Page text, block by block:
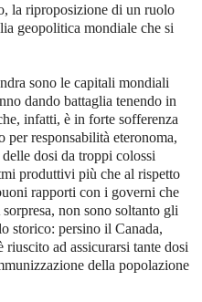
la riproposizione di un ruolo
geopolitica mondiale che si
sono le capitali mondiali
dando battaglia tenendo in
infatti, è in forte sofferenza
responsabilità eteronoma,
dosi da troppi colossi
produttivi più che al rispetto
rapporti con i governi che
non sono soltanto gli
storico: persino il Canada,
riuscito ad assicurarsi tante dosi
della popolazione